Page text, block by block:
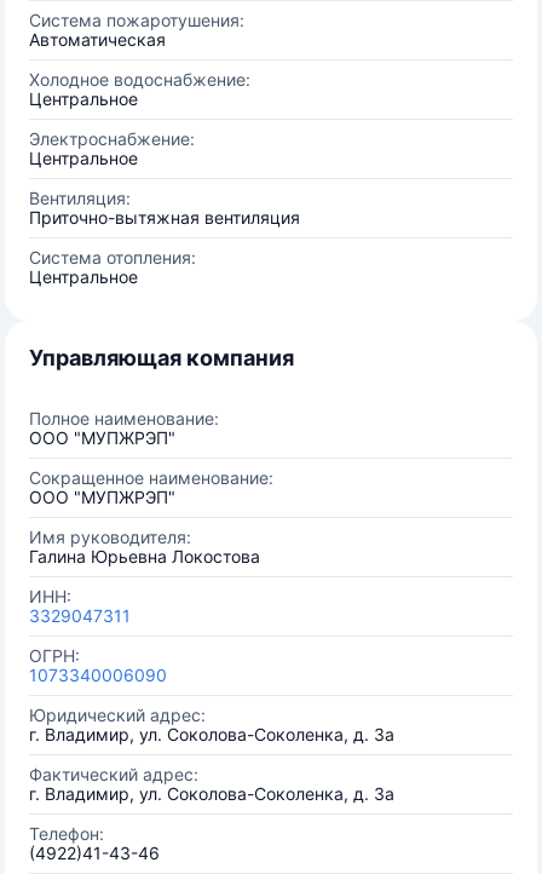
Система пожаротушения:
Автоматическая
Холодное водоснабжение:
Центральное
Электроснабжение:
Центральное
Вентиляция:
Приточно-вытяжная вентиляция
Система отопления:
Центральное
Управляющая компания
Полное наименование:
ООО "МУПЖРЭП"
Сокращенное наименование:
ООО "МУПЖРЭП"
Имя руководителя:
Галина Юрьевна Локостова
ИНН:
3329047311
ОГРН:
1073340006090
Юридический адрес:
г. Владимир, ул. Соколова-Соколенка, д. 3а
Фактический адрес:
г. Владимир, ул. Соколова-Соколенка, д. 3а
Телефон:
(4922)41-43-46